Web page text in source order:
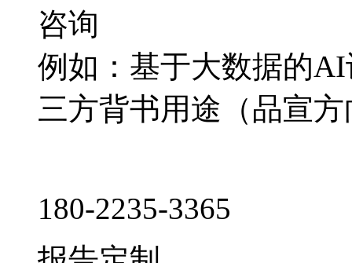
咨询
例如：基于大数据的
三方背书用途（品宣
180-2235-3365